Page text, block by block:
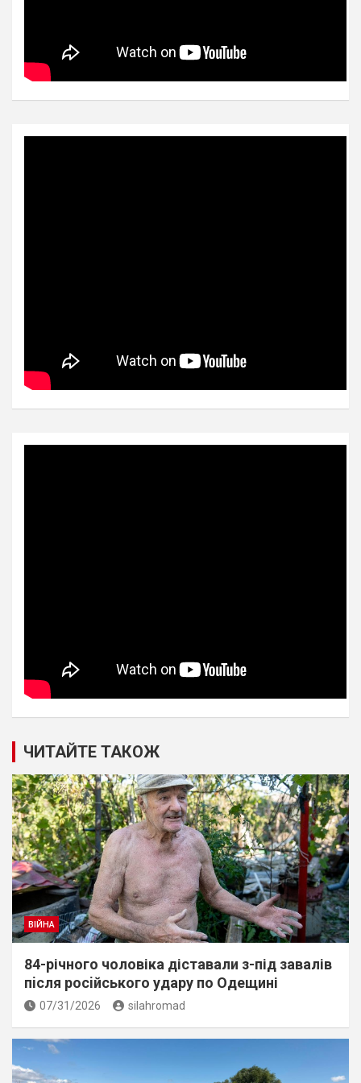
ЧИТАЙТЕ ТАКОЖ
ВІЙНА
84-річного чоловіка діставали з-під завалів
пiсля росiйського удару по Одещині
07/31/2026 silahromad